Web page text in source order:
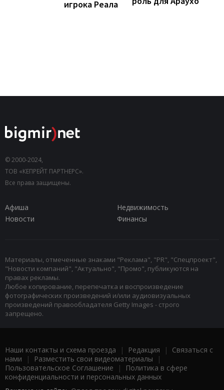
игрока Реала
© 2000-2024,
ТОВ «КЕПРЕЙТ ПАРТНЕРС».
Все права защищены.
Афиша
Недвижимость
Новости
Финансы
Материалы, отмеченные знаками "Реклама", "PR", "Спецпроект",
"Новости компаний", "Актуально", "Промо", публикуются на
правах рекламы.
Любое копирование, перепечатка и воспроизведение
фотографических произведений и/или аудиовизуальных
произведений правообладателя Getty Images - строго
запрещено.
Наши контакты и схема проезда | Редакция | Связаться с
нами | Разместить свои видеоматериалы |
Пользовательское Соглашение |
Политика в сфере
конфиденциальности и персональных данных